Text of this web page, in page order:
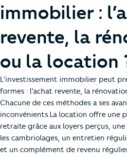
immobilier :
revente, la
ou la location
L'investissement immobilier peut
formes : l'achat revente, la
Chacune de ces méthodes a ses
inconvénients.La location offre une
retraite grâce aux loyers perçus,
les cambriolages, un entretien
et un complément de revenu